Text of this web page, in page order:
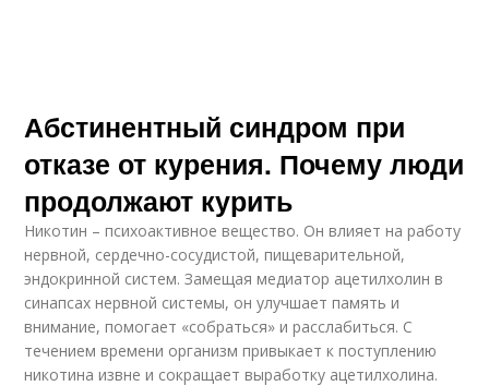
Абстинентный синдром при
отказе от курения. Почему люди
продолжают курить
Никотин – психоактивное вещество. Он влияет на работу
нервной, сердечно-сосудистой, пищеварительной,
эндокринной систем. Замещая медиатор ацетилхолин в
синапсах нервной системы, он улучшает память и
внимание, помогает «собраться» и расслабиться. С
течением времени организм привыкает к поступлению
никотина извне и сокращает выработку ацетилхолина.